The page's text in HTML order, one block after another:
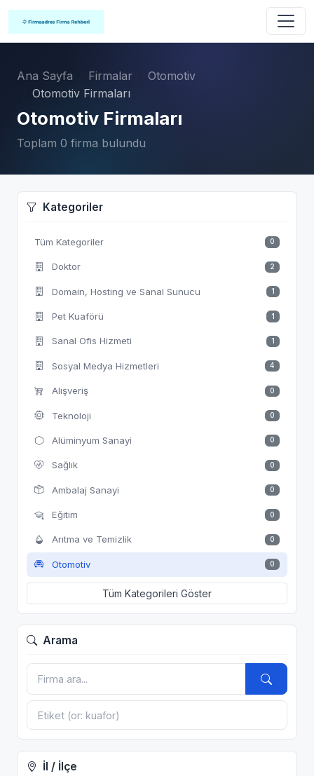
Ana Sayfa Firmalar
Otomotiv
Otomotiv Firmaları
Otomotiv Firmaları
Toplam 0 firma bulundu
Kategoriler
Tüm Kategoriler 0
Doktor 2
Domain, Hosting ve Sanal Sunucu 1
Pet Kuaförü 1
Sanal Ofis Hizmeti 1
Sosyal Medya Hizmetleri 4
Alışveriş 0
Teknoloji 0
Alüminyum Sanayi 0
Sağlık 0
Ambalaj Sanayi 0
Eğitim 0
Arıtma ve Temizlik 0
Otomotiv 0
Tüm Kategorileri Göster
Arama
İl / İlçe